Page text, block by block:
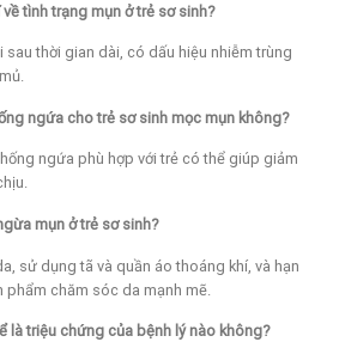
tình trạng mụn ở trẻ sơ sinh?
sau thời gian dài, có dấu hiệu nhiễm trùng
ngứa cho trẻ sơ sinh mọc mụn không?
ngứa phù hợp với trẻ có thể giúp giảm
mụn ở trẻ sơ sinh?
sử dụng tã và quần áo thoáng khí, và hạn
phẩm chăm sóc da mạnh mẽ.
là triệu chứng của bệnh lý nào không?